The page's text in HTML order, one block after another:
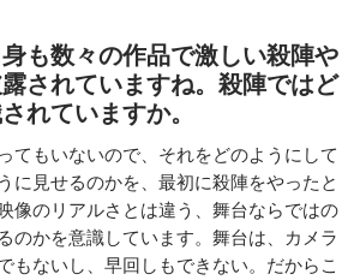
も数々の作品で激しい殺陣や
されていますね。殺陣ではど
れていますか。
てもいないので、それをどのようにして
に見せるのかを、最初に殺陣をやったと
像のリアルさとは違う、舞台ならではの
のかを意識しています。舞台は、カメラ
もないし、早回しもできない。だからこ